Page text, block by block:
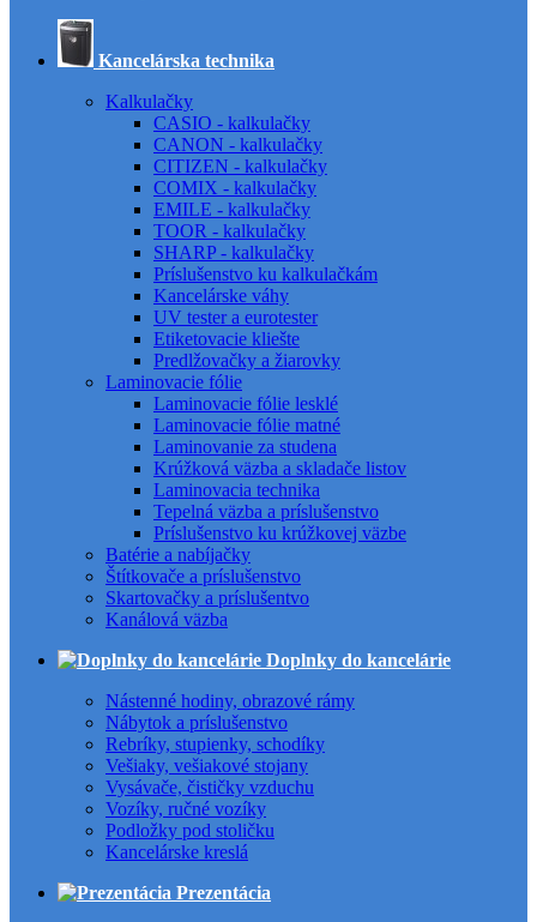
Kancelárska technika
Kalkulačky
CASIO - kalkulačky
CANON - kalkulačky
CITIZEN - kalkulačky
COMIX - kalkulačky
EMILE - kalkulačky
TOOR - kalkulačky
SHARP - kalkulačky
Príslušenstvo ku kalkulačkám
Kancelárske váhy
UV tester a eurotester
Etiketovacie kliešte
Predlžovačky a žiarovky
Laminovacie fólie
Laminovacie fólie lesklé
Laminovacie fólie matné
Laminovanie za studena
Krúžková väzba a skladače listov
Laminovacia technika
Tepelná väzba a príslušenstvo
Príslušenstvo ku krúžkovej väzbe
Batérie a nabíjačky
Štítkovače a príslušenstvo
Skartovačky a príslušentvo
Kanálová väzba
Doplnky do kancelárie
Nástenné hodiny, obrazové rámy
Nábytok a príslušenstvo
Rebríky, stupienky, schodíky
Vešiaky, vešiakové stojany
Vysávače, čističky vzduchu
Vozíky, ručné vozíky
Podložky pod stoličku
Kancelárske kreslá
Prezentácia